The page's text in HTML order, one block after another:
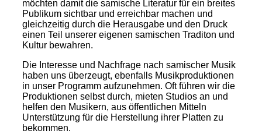
möchten damit die samische Literatur für ein breites
Publikum sichtbar und erreichbar machen und
gleichzeitig durch die Herausgabe und den Druck
einen Teil unserer eigenen samischen Traditon und
Kultur bewahren.
Die Interesse und Nachfrage nach samischer Musik
haben uns überzeugt, ebenfalls Musikproduktionen
in unser Programm aufzunehmen. Oft führen wir die
Produktionen selbst durch, mieten Studios an und
helfen den Musikern, aus öffentlichen Mitteln
Unterstützung für die Herstellung ihrer Platten zu
bekommen.